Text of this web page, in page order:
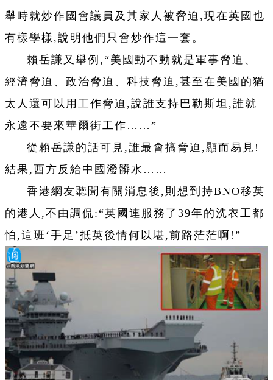
舉時就炒作國會議員及其家人被脅迫,現在英國也
有樣學樣,說明他們只會炒作這一套。
賴岳謙又舉例,“美國動不動就是軍事脅迫、
經濟脅迫、政治脅迫、科技脅迫,甚至在美國的猶
太人還可以用工作脅迫,說誰支持巴勒斯坦,誰就
永遠不要來華爾街工作……”
從賴岳謙的話可見,誰最會搞脅迫,顯而易見!
結果,西方反給中國潑髒水……
香港網友聽聞有關消息後,則想到持BNO移英
的港人,不由調侃:“英國連服務了39年的洗衣工都
怕,這班‘手足’抵英後情何以堪,前路茫茫啊!”